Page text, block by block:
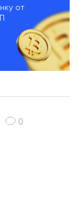
от
0